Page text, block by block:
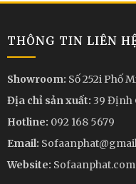
THÔNG TIN LIÊN
Showroom: Số 252i Phố
Địa chỉ sản xuất: 39 Định
Hotline: 092 168 5679
Email:
Website: Sofaanphat.com